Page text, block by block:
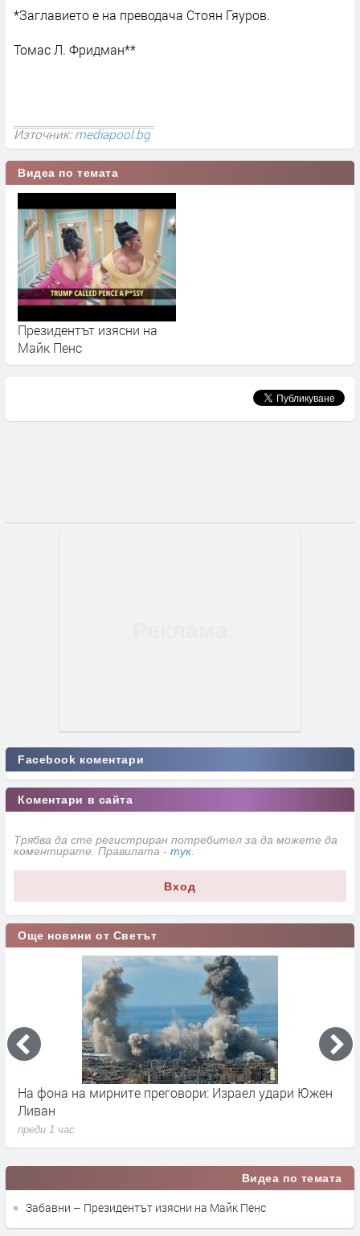
*Заглавието е на преводача Стоян Гяуров.
Томас Л. Фридман**
Източник:mediapool.bg
Видеа по темата
Президентът изясни на
Майк Пенс
Facebook коментари
Коментари в сайта
Трябва да сте регистриран потребител за да можете да
коментирате. Правилата - тук
Вход
Още новини от Светът
Изригването на Етна продължава, полетите към
Катания са спрени
преди 1 час
Видеа по темата
Забавни – Президентът изясни на Майк Пенс